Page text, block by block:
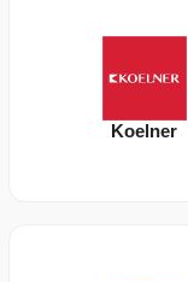
Koelner